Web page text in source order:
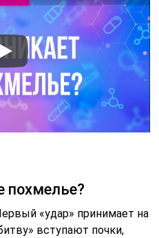
похмелье?
«удар» принимает на
вступают почки,